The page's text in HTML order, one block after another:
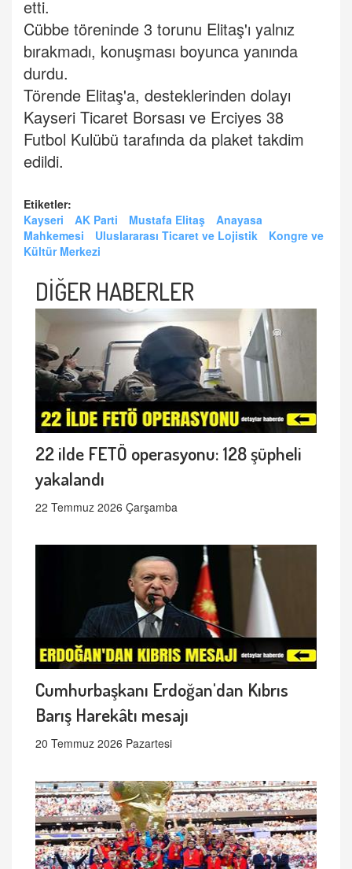
etti.
Cübbe töreninde 3 torunu Elitaş'ı yalnız
bırakmadı, konuşması boyunca yanında
durdu.
Törende Elitaş'a, desteklerinden dolayı
Kayseri Ticaret Borsası ve Erciyes 38
Futbol Kulübü tarafında da plaket takdim
edildi.
Etiketler:
Kayseri
AK Parti Mustafa Elitaş
Anayasa
Mahkemesi
Uluslararası Ticaret ve Lojistik
Kongre ve
Kültür Merkezi
DİĞER HABERLER
22 ilde FETÖ operasyonu: 128 şüpheli
yakalandı
22 Temmuz 2026 Çarşamba
Cumhurbaşkanı Erdoğan'dan Kıbrıs
Barış Harekâtı mesajı
20 Temmuz 2026 Pazartesi